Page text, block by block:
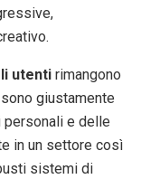
utenti rimangono
giustamente
e delle
in un settore così
sistemi di